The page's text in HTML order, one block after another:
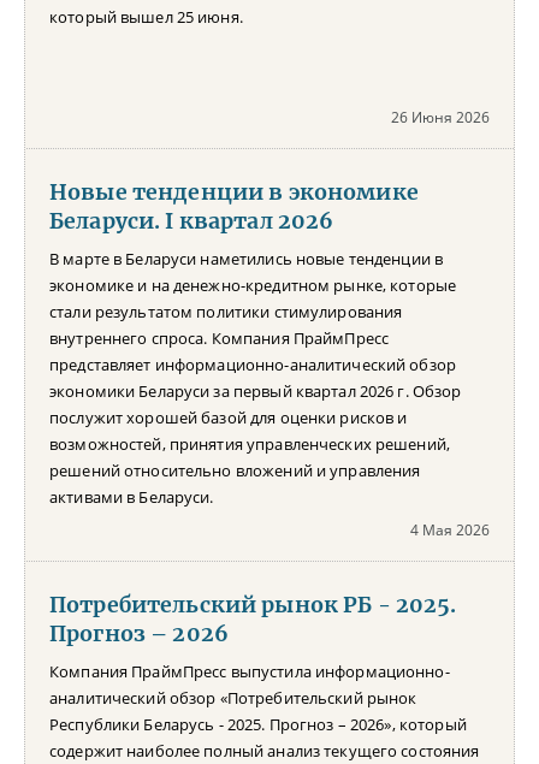
который вышел 25 июня.
26 Июня 2026
Новые тенденции в экономике
Беларуси. I квартал 2026
В марте в Беларуси наметились новые тенденции в
экономике и на денежно-кредитном рынке, которые
стали результатом политики стимулирования
внутреннего спроса. Компания ПраймПресс
представляет информационно-аналитический обзор
экономики Беларуси за первый квартал 2026 г. Обзор
послужит хорошей базой для оценки рисков и
возможностей, принятия управленческих решений,
решений относительно вложений и управления
активами в Беларуси.
4 Мая 2026
Потребительский рынок РБ - 2025.
Прогноз – 2026
Компания ПраймПресс выпустила информационно-
аналитический обзор «Потребительский рынок
Республики Беларусь - 2025. Прогноз – 2026», который
содержит наиболее полный анализ текущего состояния